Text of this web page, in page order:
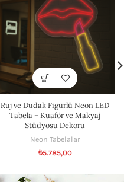
Ruj ve Dudak Figürlü Neon LED
Tabela – Kuaför ve Makyaj
Stüdyosu Dekoru
Neon Tabelalar
₺5.785,00